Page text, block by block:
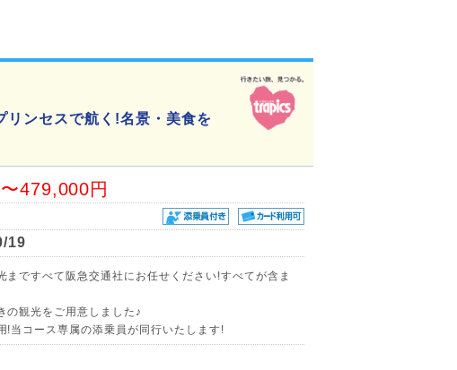
リンセスで航く!名景・美食を
479,000円
19
まですべて阪急交通社にお任せください!すべてが含ま
の観光をご用意しました♪
!当コース専属の添乗員が同行いたします!